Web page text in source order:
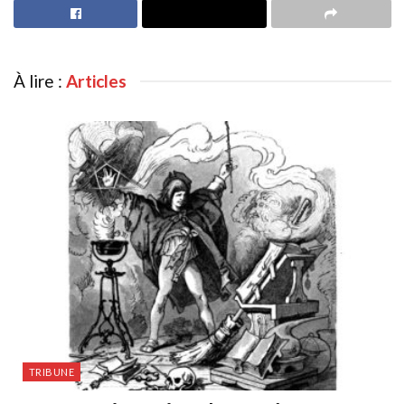
À lire : Articles
TRIBUNE